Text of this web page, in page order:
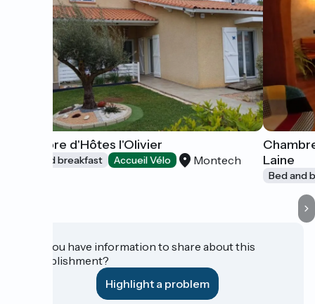
Chambre d'Hôtes l'Olivier
Bed and breakfast Accueil Vélo Montech
Laine
Bed and
Do you have information to share about this
establishment?
Highlight a problem